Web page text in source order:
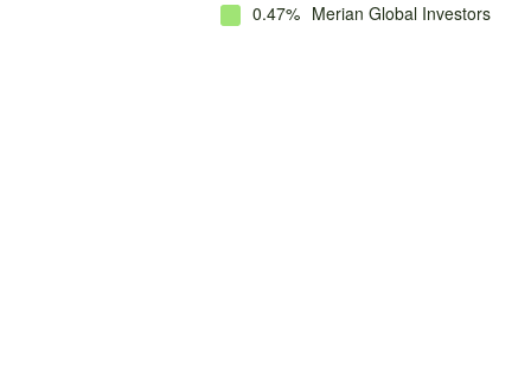
0.47% Merian Global Investors